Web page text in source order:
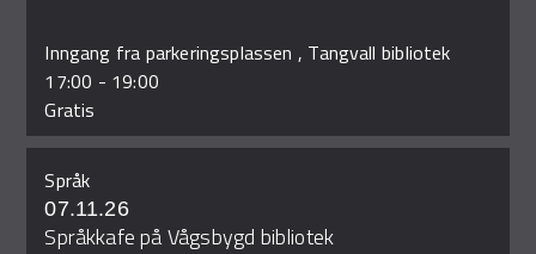
Inngang fra parkeringsplassen , Tangvall bibliotek
17:00 - 19:00
Gratis
Språk
07.11.26
Språkkafe på Vågsbygd bibliotek